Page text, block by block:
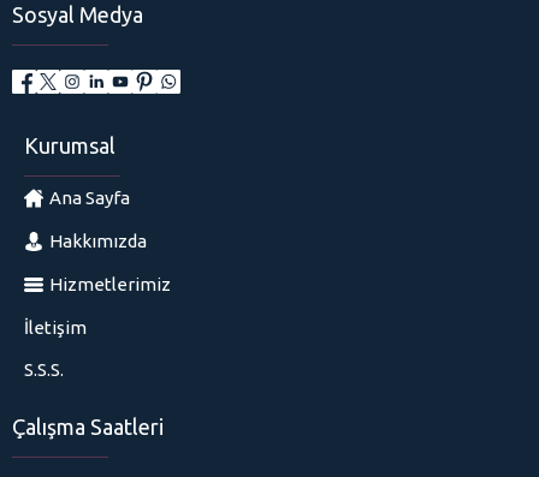
Sosyal Medya
Kurumsal
Ana Sayfa
Hakkımızda
Hizmetlerimiz
İletişim
S.S.S.
Çalışma Saatleri